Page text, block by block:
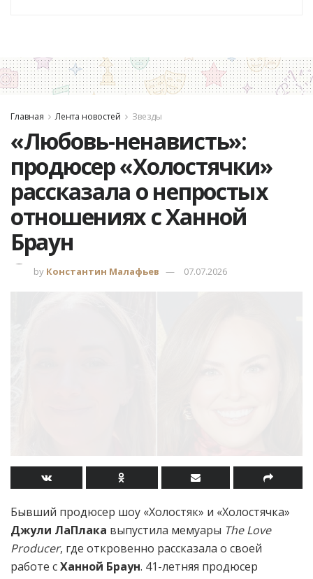
Главная Лента новостей Звезды
«Любовь-ненависть»:
продюсер «Холостячки»
рассказала о непростых
отношениях с Ханной
Браун
by Константин Малафьев 07.07.2026
Бывший продюсер шоу «Холостяк» и «Холостячка»
Джули ЛаПлака выпустила мемуары The Love
Producer, где откровенно рассказала о своей
работе сХанной Браун. 41-летняя продюсер